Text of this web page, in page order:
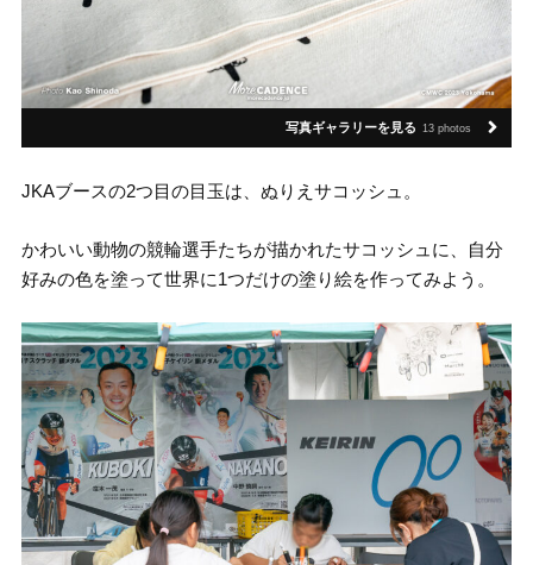
写真ギャラリーを見る 13 photos
JKAブースの2つ目の目玉は、ぬりえサコッシュ。
かわいい動物の競輪選手たちが描かれたサコッシュに、自分
好みの色を塗って世界に1つだけの塗り絵を作ってみよう。